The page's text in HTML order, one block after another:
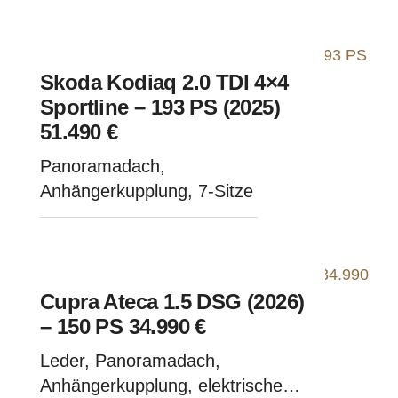
Skoda Kodiaq 2.0 TDI 4×4
Sportline – 193 PS (2025)
51.490 €
Panoramadach,
Anhängerkupplung, 7-Sitze
Cupra Ateca 1.5 DSG (2026)
– 150 PS 34.990 €
Leder, Panoramadach,
Anhängerkupplung, elektrische